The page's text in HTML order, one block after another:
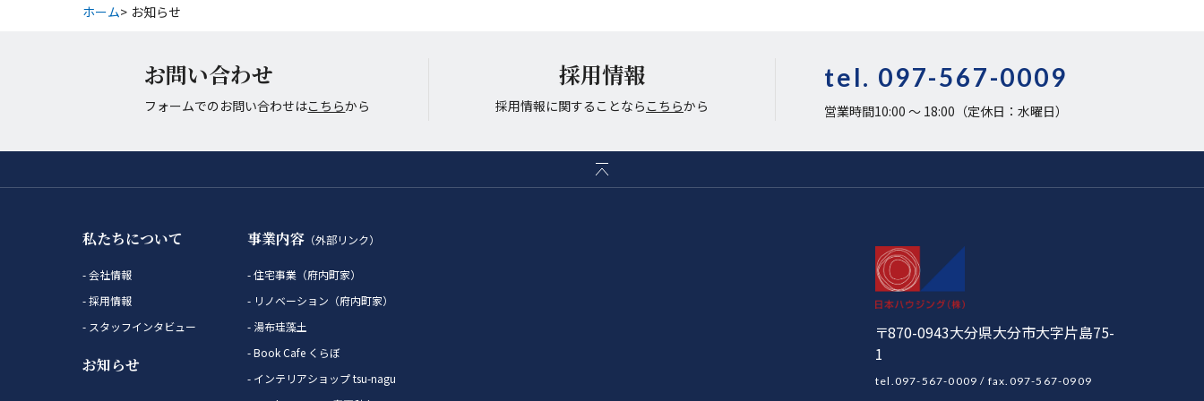
ホーム お知らせ
お問い合わせ
フォームでのお問い合わせはこちらから
採用情報
採用情報に関することなら こちらから
tel. 097-567-0009
営業時間10:00 〜 18:00（定休日：水曜日）
私たちについて
会社情報
採用情報
スタッフインタビュー
お知らせ
事業内容 （外部リンク）
住宅事業（府内町家）
リノベーション（府内町家）
湯布珪藻土
Book Cafe くらぼ
インテリアショップ tsu-nagu
〒870-0943大分県大分市大字片島75-
1
tel.097-567-0009 / fax.097-567-0909